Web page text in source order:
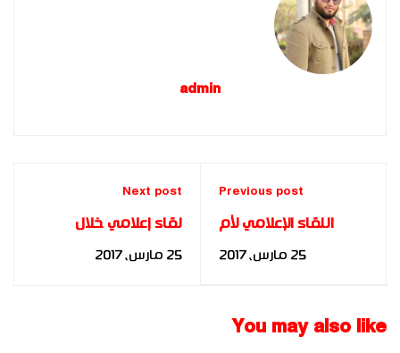
admin
Previous post
اللقاء الإعلامي لأم
25 مارس، 2017
Next post
لقاء إعلامي خلال
25 مارس، 2017
You may also like